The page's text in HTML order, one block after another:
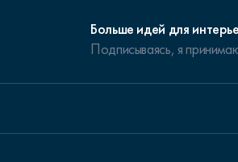
Больше идей для
Подписываясь, я